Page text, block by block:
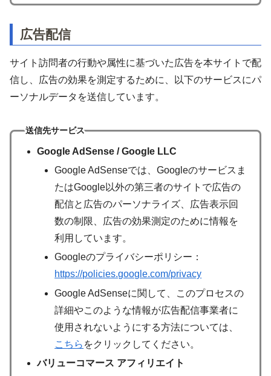
広告配信
サイト訪問者の行動や属性に基づいた広告を本サイトで配
信し、広告の効果を測定するために、以下のサービスにパ
ーソナルデータを送信しています。
送信先サービス
Google AdSense / Google LLC
Google AdSenseでは、Googleのサービスま
たはGoogle以外の第三者のサイトで広告の
配信と広告のパーソナライズ、広告表示回
数の制限、広告の効果測定のために情報を
利用しています。
Googleのプライバシーポリシー：
https://policies.google.com/privacy
Google AdSenseに関して、このプロセスの
詳細やこのような情報が広告配信事業者に
使用されないようにする方法については、
こちら をクリックしてください。
バリューコマース アフィリエイト